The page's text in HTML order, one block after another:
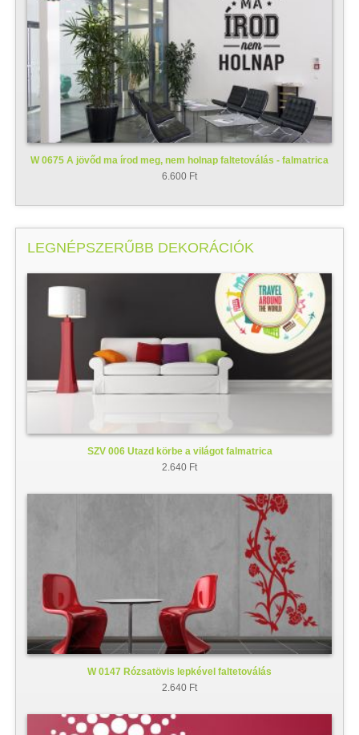
W 0675 A jövőd ma írod meg, nem holnap faltetoválás - falmatrica
6.600 Ft
LEGNÉPSZERŰBB DEKORÁCIÓK
SZV 006 Utazd körbe a világot falmatrica
2.640 Ft
W 0147 Rózsatövis lepkével faltetoválás
2.640 Ft